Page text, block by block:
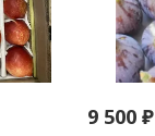
9 500₽